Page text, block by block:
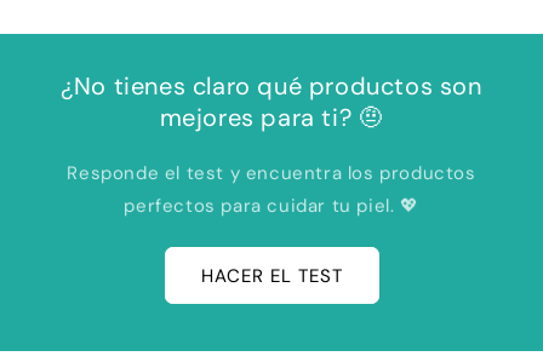
¿No tienes claro qué productos son
mejores para ti? 🤨
Responde el test y encuentra los productos
perfectos para cuidar tu piel. 💖
HACER EL TEST